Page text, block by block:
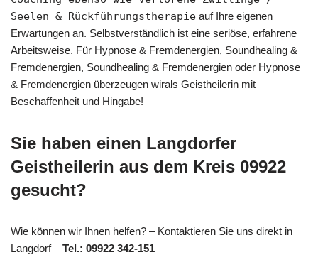
Seelen & Rückführungstherapie auf Ihre eigenen
Erwartungen an. Selbstverständlich ist eine seriöse, erfahrene
Arbeitsweise. Für Hypnose & Fremdenergien, Soundhealing &
Fremdenergien, Soundhealing & Fremdenergien oder Hypnose
& Fremdenergien überzeugen wirals Geistheilerin mit
Beschaffenheit und Hingabe!
Sie haben einen Langdorfer
Geistheilerin aus dem Kreis 09922
gesucht?
Wie können wir Ihnen helfen? – Kontaktieren Sie uns direkt in
Langdorf –Tel.: 09922 342-151